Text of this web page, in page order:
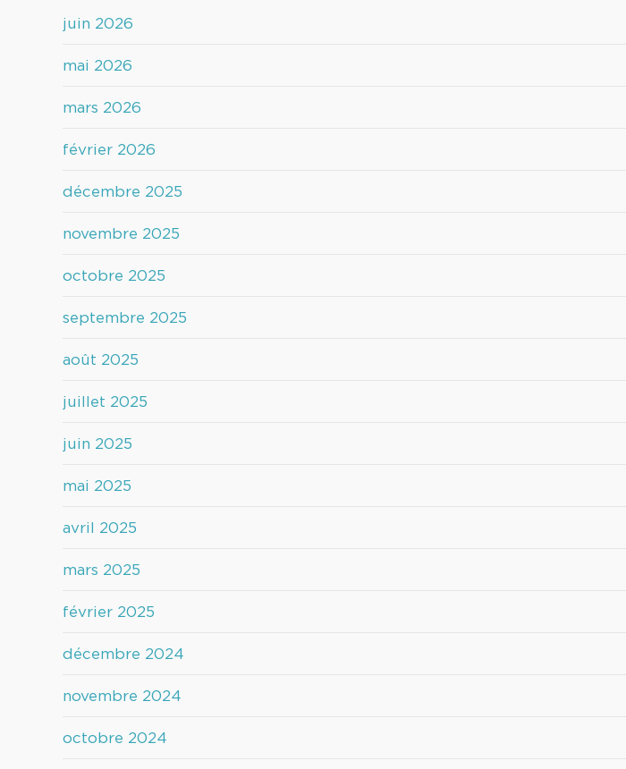
juin 2026
mai 2026
mars 2026
février 2026
décembre 2025
novembre 2025
octobre 2025
septembre 2025
août 2025
juillet 2025
juin 2025
mai 2025
avril 2025
mars 2025
février 2025
décembre 2024
novembre 2024
octobre 2024